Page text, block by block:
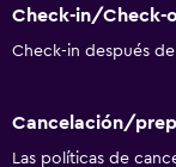
Internet
Extinguidor
Alarma de humo
Check-in/Check-
Check-in después
Cancelación/
Las políticas de